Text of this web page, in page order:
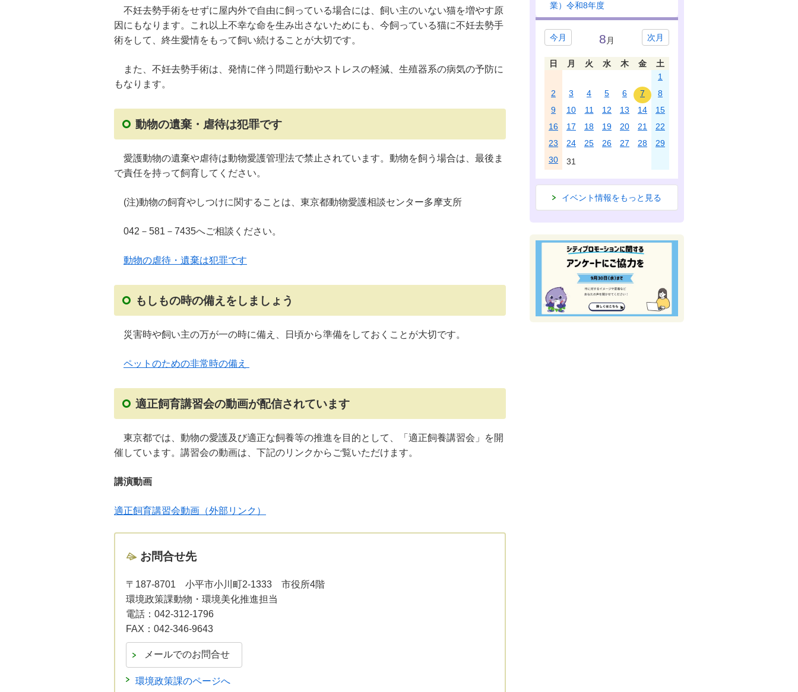
不妊去勢手術をせずに屋内外で自由に飼っている場合には、飼い主のいない猫を増やす原
因にもなります。これ以上不幸な命を生み出さないためにも、今飼っている猫に不妊去勢手
術をして、終生愛情をもって飼い続けることが大切です。
また、不妊去勢手術は、発情に伴う問題行動やストレスの軽減、生殖器系の病気の予防に
もなります。
動物の遺棄・虐待は犯罪です
愛護動物の遺棄や虐待は動物愛護管理法で禁止されています。動物を飼う場合は、最後ま
で責任を持って飼育してください。
(注)動物の飼育やしつけに関することは、東京都動物愛護相談センター多摩支所
042－581－7435へご相談ください。
動物の虐待・遺棄は犯罪です
もしもの時の備えをしましょう
災害時や飼い主の万が一の時に備え、日頃から準備をしておくことが大切です。
ペットのための非常時の備え
適正飼育講習会の動画が配信されています
東京都では、動物の愛護及び適正な飼養等の推進を目的として、「適正飼養講習会」を開
催しています。講習会の動画は、下記のリンクからご覧いただけます。
講演動画
適正飼育講習会動画（外部リンク）
お問合せ先
〒187-8701 小平市小川町2-1333 市役所4階
環境政策課動物・環境美化推進担当
電話： 042-312-1796
FAX： 042-346-9643
環境政策課のページへ
業）令和8年度
今月 次月
8 月
日 月 火 水 木 金
土
1
2
3 4 5 6 7
8
9
10 11 12 13 14
15
16
17 18 19 20 21
22
23
24 25 26 27 28
29
30
31
イベント情報をもっと見る